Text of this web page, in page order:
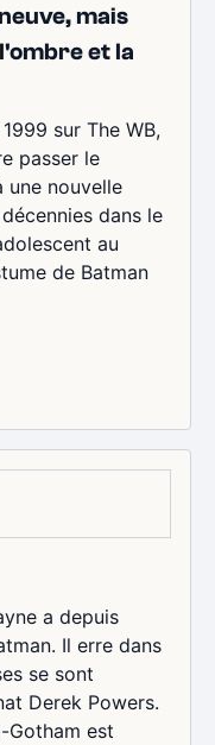
mais
et la
sur The WB,
passer le
une nouvelle
dans le
au
de Batman
a depuis
Il erre dans
se sont
Derek Powers.
Gotham est